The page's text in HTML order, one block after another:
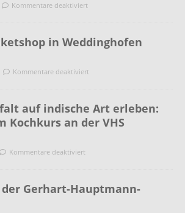
Kommentare deaktiviert
in Weddinghofen
Kommentare deaktiviert
auf indische Art erleben:
Kochkurs an der VHS
Kommentare deaktiviert
Gerhart-Hauptmann-